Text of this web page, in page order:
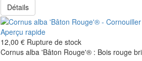
Détails
Aperçu rapide
12,00 € Rupture de stock
Cornus alba 'Bâton Rouge'® : Bois rouge